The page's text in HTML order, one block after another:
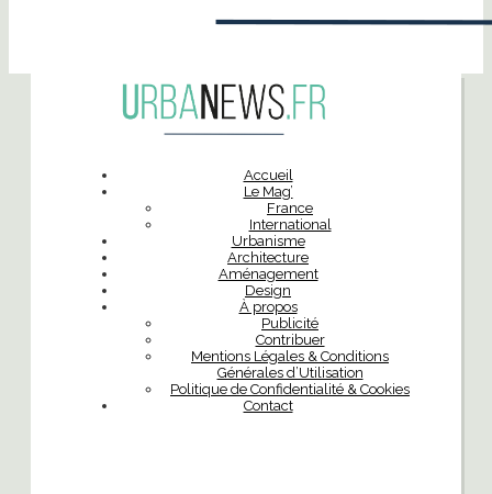
Accueil
Le Mag’
France
International
Urbanisme
Architecture
Aménagement
Design
À propos
Publicité
Contribuer
Mentions Légales & Conditions
Générales d’Utilisation
Politique de Confidentialité & Cookies
Contact